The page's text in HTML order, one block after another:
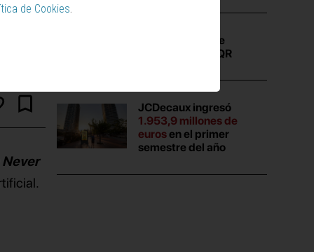
Never
que se
escondía en un QR
JCDecaux ingresó
1.953,9 millones de
eurosen el primer
semestre del año
de Cookies.